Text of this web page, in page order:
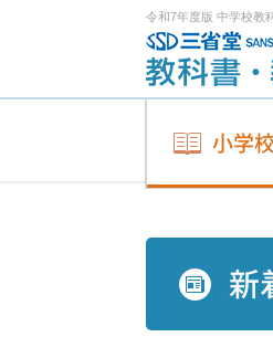
令和7年度版 中学校教
小学
新